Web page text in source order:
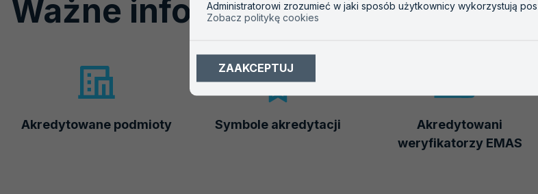
Ważne informacje
Akredytowane podmioty Symbole akredytacji
Akredytowani
weryfikatorzy EMAS
Administratorowi zrozumieć w jaki sposób użytkownicy wykorzystują
Zobacz politykę cookies
ZAAKCEPTUJ